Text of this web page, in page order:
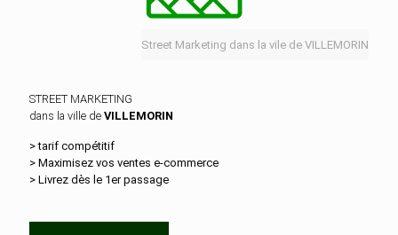
Street Marketing dans la vile de VILLEMORIN
STREET MARKETING
dans la ville de VILLEMORIN
> tarif compétitif
> Maximisez vos ventes e‑commerce
> Livrez dès le 1er passage